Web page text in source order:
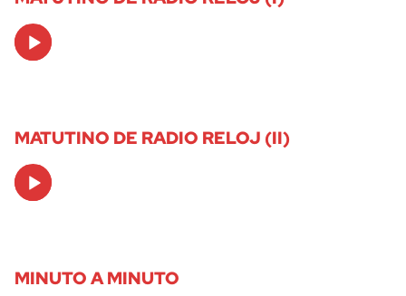
Audio
Player
MATUTINO DE RADIO RELOJ (II)
Audio
Player
MINUTO A MINUTO